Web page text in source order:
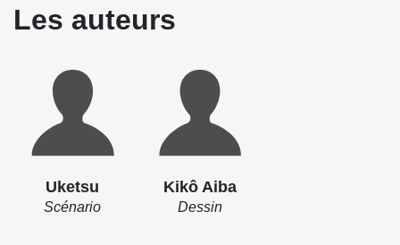
Les auteurs
Uketsu
Scénario
Kikô Aiba
Dessin